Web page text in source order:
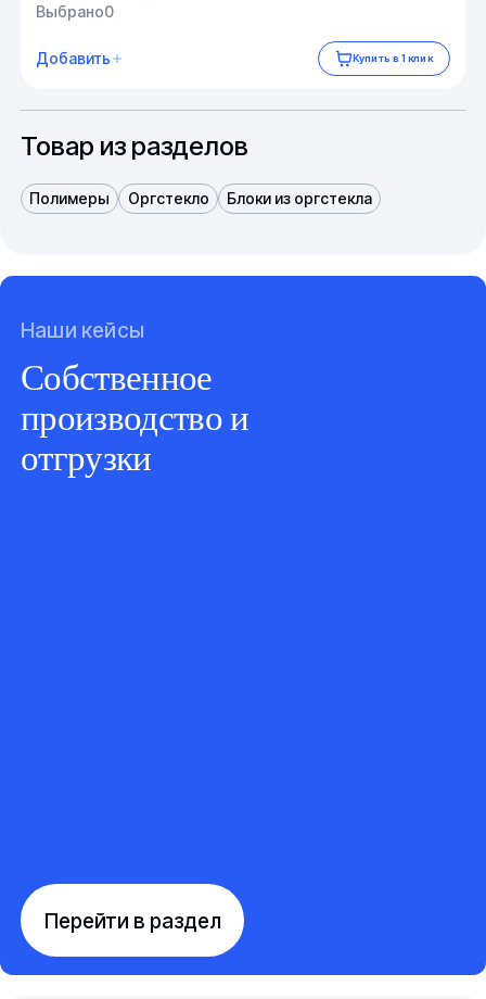
Выбрано0
Добавить Купить в 1 клик
Товар из разделов
Полимеры Оргстекло Блоки из оргстекла
Наши кейсы
Собственное
производство и
отгрузки
Перейти в раздел